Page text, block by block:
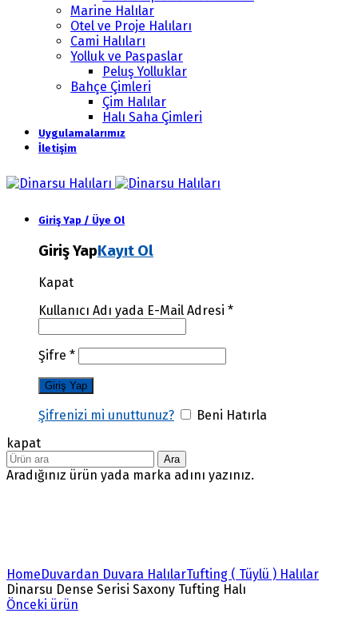
Marine Halılar
Otel ve Proje Halıları
Cami Halıları
Yolluk ve Paspaslar
Peluş Yolluklar
Bahçe Çimleri
Çim Halılar
Halı Saha Çimleri
Uygulamalarımız
İletişim
Giriş Yap / Üye Ol
Giriş YapKayıt Ol
Kapat
Kullanıcı Adı yada E-Mail Adresi *
Şifre *
Şifrenizi mi unuttunuz?
Beni Hatırla
kapat
Ara
Aradığınız ürün yada marka adını yazınız.
HomeDuvardan Duvara HalılarTufting ( Tüylü ) Halılar
Dinarsu Dense Serisi Saxony Tufting Halı
Önceki ürün